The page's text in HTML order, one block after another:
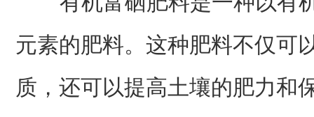
元素的肥料。这种肥料不仅可
质，还可以提高土壤的肥力和